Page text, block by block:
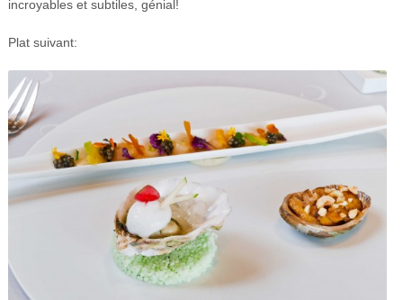
incroyables et subtiles, génial!
Plat suivant: